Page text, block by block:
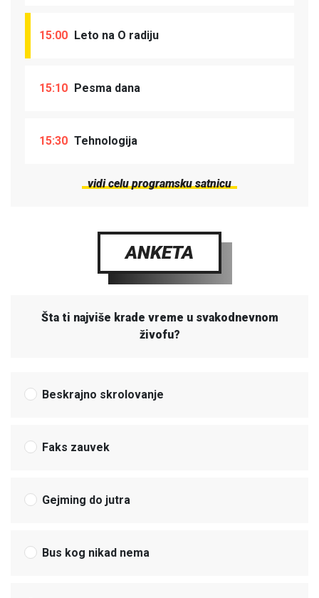
15:00 Leto na O radiju
15:10 Pesma dana
15:30 Tehnologija
vidi celu programsku satnicu
ANKETA
Šta ti najviše krade vreme u svakodnevnom
živofu?
Beskrajno skrolovanje
Faks zauvek
Gejming do jutra
Bus kog nikad nema